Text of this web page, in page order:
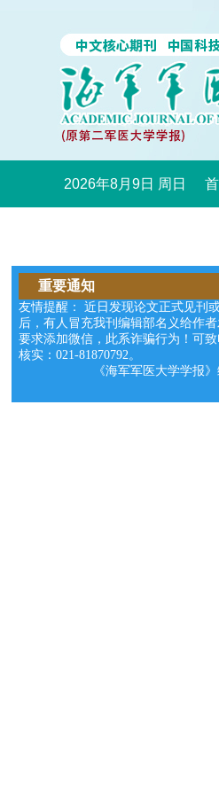
2026年8月9日 周日
请在右边的
重要通知
友情提醒： 近日发现论文正式见刊
后，有人冒充我刊编辑部名义给作者
要求添加微信，此系诈骗行为！可
核实：021-81870792。
《海军军医大学学报》